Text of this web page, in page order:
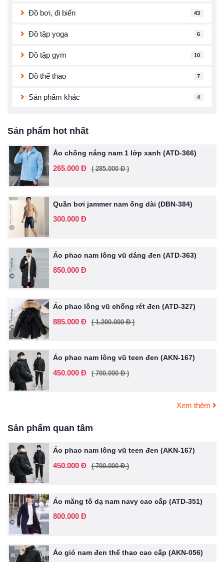
Đồ bơi, đi biển 43
Đồ tập yoga 6
Đồ tập gym 10
Đồ thể thao 7
Sản phẩm khác 4
Sản phẩm hot nhất
Áo chống nắng nam 1 lớp xanh (ATD-366)
265.000 Đ ( 285.000 Đ )
Quần bơi jammer nam ống dài (DBN-384)
300.000 Đ
Áo phao nam lông vũ dáng đen (ATD-363)
850.000 Đ
Áo phao lông vũ chống rét đen (ATD-327)
885.000 Đ ( 1.200.000 Đ )
Áo phao nam lông vũ teen đen (AKN-167)
450.000 Đ ( 700.000 Đ )
Xem thêm
Sản phẩm quan tâm
Áo phao nam lông vũ teen đen (AKN-167)
450.000 Đ ( 700.000 Đ )
Áo măng tô dạ nam navy cao cấp (ATD-351)
800.000 Đ
Áo gió nam đen thể thao cao cấp (AKN-056)